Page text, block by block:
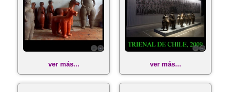
ver más... ver más...